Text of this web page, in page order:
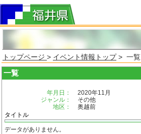
トップページ > イベント情報トップ> 一覧
一覧
年月日：
2020年11月
ジャンル：
その他
地区：
奥越前
タイトル
データがありません。